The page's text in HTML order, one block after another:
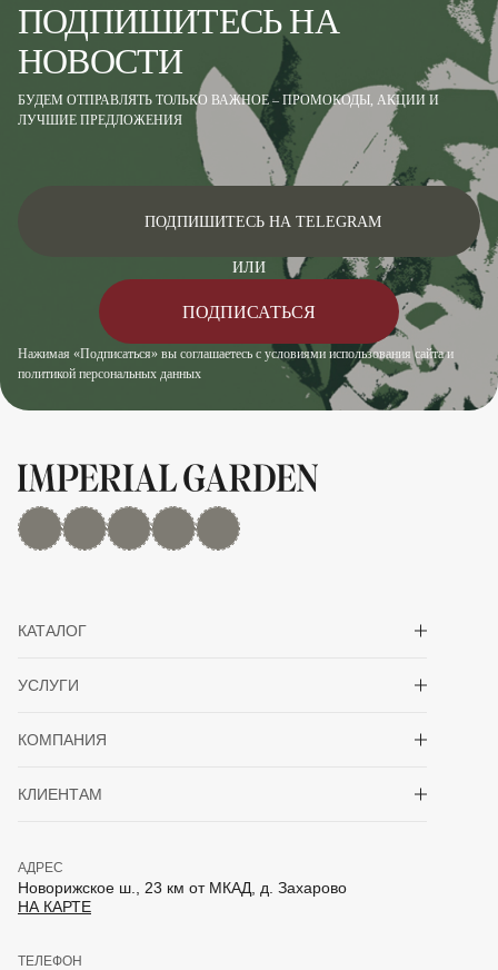
ПОДПИШИТЕСЬ НА
НОВОСТИ
БУДЕМ ОТПРАВЛЯТЬ ТОЛЬКО ВАЖНОЕ – ПРОМОКОДЫ, АКЦИИ И
ЛУЧШИЕ ПРЕДЛОЖЕНИЯ
Нажимая «Подписаться» вы соглашаетесь с условиями использования сайта и
политикой персональных данных
ПОДПИШИТЕСЬ НА TELEGRAM
ИЛИ
ПОДПИСАТЬСЯ
MAX Дзен YouTuberutubeTelegram
КАТАЛОГ
УСЛУГИ
КОМПАНИЯ
КЛИЕНТАМ
АДРЕС
Новорижское ш., 23 км от МКАД, д. Захарово
НА КАРТЕ
ТЕЛЕФОН